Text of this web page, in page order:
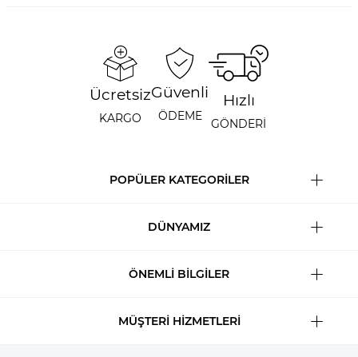
Ücretsiz
KARGO
Güvenli
ÖDEME
Hızlı
GÖNDERİ
POPÜLER KATEGORİLER
DÜNYAMIZ
ÖNEMLİ BİLGİLER
MÜŞTERİ HİZMETLERİ